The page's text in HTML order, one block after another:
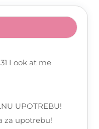
Look at me
UPOTREBU!
za upotrebu!